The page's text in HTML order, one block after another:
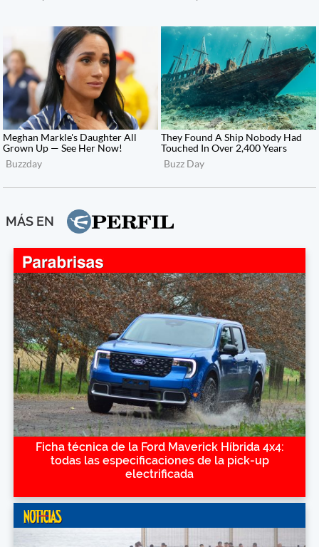
MÁS EN
Ficha técnica de la Ford Maverick Híbrida 4x4:
todas las especificaciones de la pick-up
electrificada